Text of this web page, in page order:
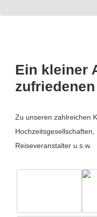
Ein kleiner
Zu unseren zahlreichen
Reiseveranstalter u.s.w.